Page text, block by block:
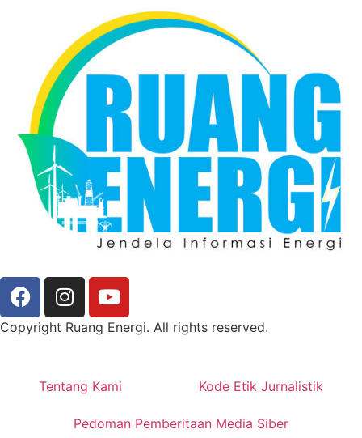
Copyright Ruang Energi. All rights reserved.
Tentang Kami Kode Etik Jurnalistik
Pedoman Pemberitaan Media Siber